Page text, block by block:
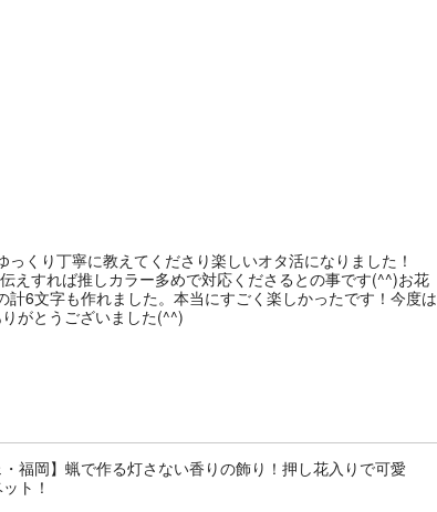
くり丁寧に教えてくださり楽しいオタ活になりました！
すれば推しカラー多めで対応くださるとの事です(^^)お花
6文字も作れました。本当にすごく楽しかったです！今度は
がとうございました(^^)
・福岡】蝋で作る灯さない香りの飾り！押し花入りで可愛
ト！